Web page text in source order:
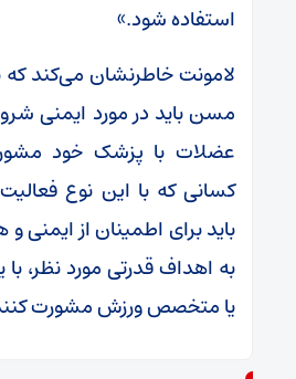
استفاده شود.»
لامونت خاطرنشان می‌کند که
مسن باید در مورد ایمنی
عضلات با پزشک خود
کسانی که با این نوع
باید برای اطمینان از
به اهداف قدرتی مورد نظر،
یا متخصص ورزش مشورت